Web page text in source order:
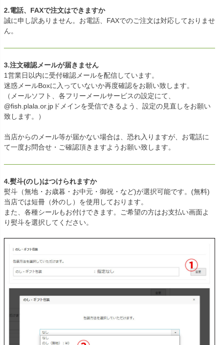
2.電話、FAXで注文はできますか
誠に申し訳ありません。お電話、FAXでのご注文は対応しておりませ
ん。
3.注文確認メールが届きません
1営業日以内に受付確認メールを配信しています。
迷惑メールBoxに入っていないか再度確認をお願い致します。
（メールソフト、各フリーメールサービスの設定にて、
@fish.plala.or.jpドメインを受信できるよう、設定の見直しをお願い
致します。）
当店からのメール等が届かない場合は、恐れ入りますが、お電話に
て一度お問合せ・ご確認頂きますようお願い致します。
4.熨斗(のし)はつけられますか
熨斗（無地・お歳暮・お中元・御祝・など)が選択可能です。(無料)
当店では短冊（外のし）を使用しております。
また、各種シールもお付けできます。ご希望の方はお支払い画面よ
り熨斗を選択してください。